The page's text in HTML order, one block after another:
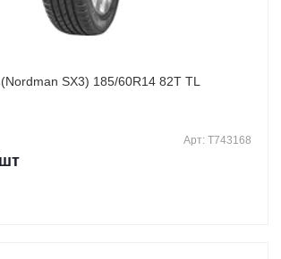
SX3) 185/60R14 82T TL
Арт: T743168